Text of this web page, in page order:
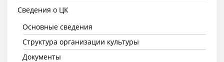
Сведения о ЦК
Основные сведения
Структура организации культуры
Документы